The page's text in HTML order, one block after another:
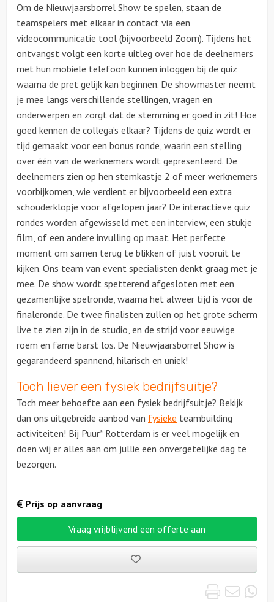
Om de Nieuwjaarsborrel Show te spelen, staan de
teamspelers met elkaar in contact via een
videocommunicatie tool (bijvoorbeeld Zoom). Tijdens het
ontvangst volgt een korte uitleg over hoe de deelnemers
met hun mobiele telefoon kunnen inloggen bij de quiz
waarna de pret gelijk kan beginnen. De showmaster neemt
je mee langs verschillende stellingen, vragen en
onderwerpen en zorgt dat de stemming er goed in zit! Hoe
goed kennen de collega’s elkaar? Tijdens de quiz wordt er
tijd gemaakt voor een bonus ronde, waarin een stelling
over één van de werknemers wordt gepresenteerd. De
deelnemers zien op hen stemkastje 2 of meer werknemers
voorbijkomen, wie verdient er bijvoorbeeld een extra
schouderklopje voor afgelopen jaar? De interactieve quiz
rondes worden afgewisseld met een interview, een stukje
film, of een andere invulling op maat. Het perfecte
moment om samen terug te blikken of juist vooruit te
kijken. Ons team van event specialisten denkt graag met je
mee. De show wordt spetterend afgesloten met een
gezamenlijke spelronde, waarna het alweer tijd is voor de
finaleronde. De twee finalisten zullen op het grote scherm
live te zien zijn in de studio, en de strijd voor eeuwige
roem en fame barst los. De Nieuwjaarsborrel Show is
gegarandeerd spannend, hilarisch en uniek!
Toch liever een fysiek bedrijfsuitje?
Toch meer behoefte aan een fysiek bedrijfsuitje? Bekijk
dan ons uitgebreide aanbod van fysieke teambuilding
activiteiten! Bij Puur* Rotterdam is er veel mogelijk en
doen wij er alles aan om jullie een onvergetelijke dag te
bezorgen.
Vraag vrijblijvend een offerte aan
uitjes
Prijs op aanvraag
Print